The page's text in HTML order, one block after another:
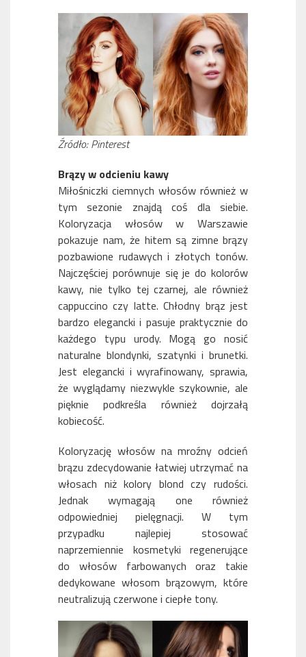
Źródło: Pinterest
Brązy w odcieniu kawy
Miłośniczki ciemnych włosów również w
tym sezonie znajdą coś dla siebie.
Koloryzacja włosów w Warszawie
pokazuje nam, że hitem są zimne brązy
pozbawione rudawych i złotych tonów.
Najczęściej porównuje się je do kolorów
kawy, nie tylko tej czarnej, ale również
cappuccino czy latte. Chłodny brąz jest
bardzo elegancki i pasuje praktycznie do
każdego typu urody. Mogą go nosić
naturalne blondynki, szatynki i brunetki.
Jest elegancki i wyrafinowany, sprawia,
że wyglądamy niezwykle szykownie, ale
pięknie podkreśla również dojrzałą
kobiecość.
Koloryzację włosów na mroźny odcień
brązu zdecydowanie łatwiej utrzymać na
włosach niż kolory blond czy rudości.
Jednak wymagają one również
odpowiedniej pielęgnacji. W tym
przypadku najlepiej stosować
naprzemiennie kosmetyki regenerujące
do włosów farbowanych oraz takie
dedykowane włosom brązowym, które
neutralizują czerwone i ciepłe tony.